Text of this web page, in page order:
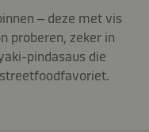
– deze met vis
proberen, zeker in
pindasaus die